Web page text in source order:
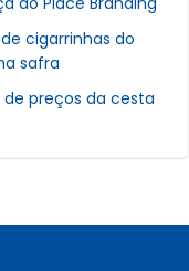
cigarrinhas do
safra
de preços da cesta